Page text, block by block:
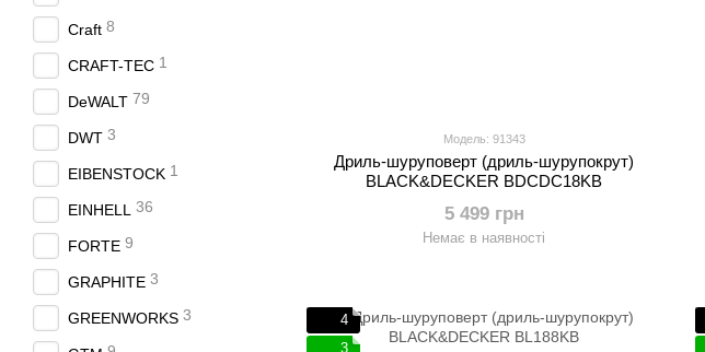
Модель: 91343
Дриль-шуруповерт (дриль-шурупокрут)
BLACK&DECKER BDCDC18KB
5 499 грн
Немає в наявності
4
3
Craft 8
CRAFT-TEC 1
DeWALT 79
DWT 3
EIBENSTOCK 1
EINHELL 36
FORTE 9
GRAPHITE 3
GREENWORKS 3